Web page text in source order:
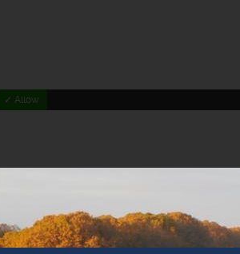
✓ Allow